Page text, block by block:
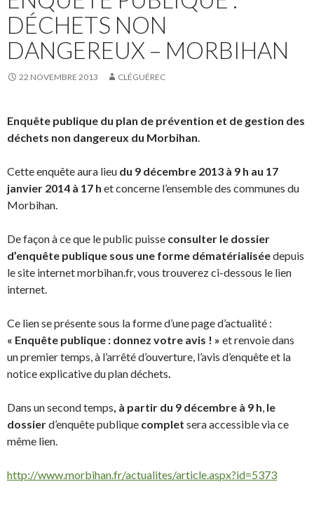
DÉCHETS NON
DANGEREUX – MORBIHAN
22 NOVEMBRE 2013 CLÉGUÉREC
Enquête publique du plan de prévention et de gestion des
déchets non dangereux du Morbihan.
Cette enquête aura lieu du 9 décembre 2013 à 9 h au 17
janvier 2014 à 17 h et concerne l’ensemble des communes du
Morbihan.
De façon à ce que le public puisse consulter le dossier
d’enquête publique sous une forme dématérialiséedepuis
le site internet morbihan.fr, vous trouverez ci-dessous le lien
internet.
Ce lien se présente sous la forme d’une page d’actualité :
« Enquête publique : donnez votre avis ! » et renvoie dans
un premier temps, à l’arrêté d’ouverture, l’avis d’enquête et la
notice explicative du plan déchets.
Dans un second temps, à partir du 9 décembre à 9 h, le
dossierd’enquête publique complet sera accessible via ce
même lien.
http://www.morbihan.fr/actualites/article.aspx?id=5373